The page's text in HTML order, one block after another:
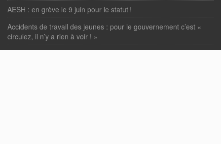
AESH : en grève le 9 juin pour le statut !
Accidents de travail des jeunes : pour le gouvernement c’est «
circulez, il n’y a rien à voir ! »